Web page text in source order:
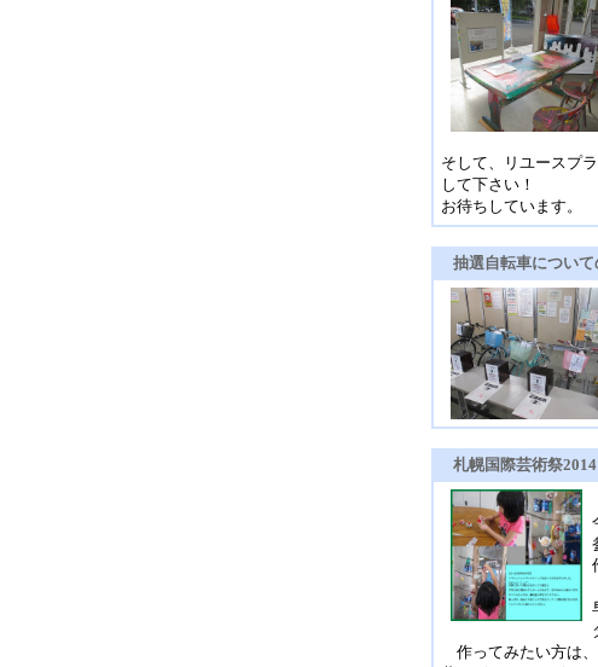
そして、リユースプ
して下さい！
お待ちしています。
抽選自転車につい
札幌国際芸術祭
作ってみたい方は、